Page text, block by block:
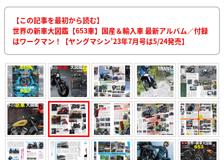
【この記事を最初から読む】
世界の新車大図鑑【653車】国産＆輸入車 最新アルバム／付録
はワークマン！【ヤングマシン’23年7月号は5/24発売】